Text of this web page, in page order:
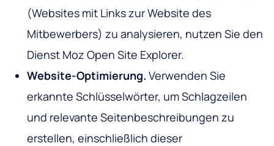
(Websites mit Links zur Website des
Mitbewerbers) zu analysieren, nutzen Sie den
Dienst Moz Open Site Explorer.
Website-Optimierung. Verwenden Sie
erkannte Schlüsselwörter, um Schlagzeilen
und relevante Seitenbeschreibungen zu
erstellen, einschließlich dieser